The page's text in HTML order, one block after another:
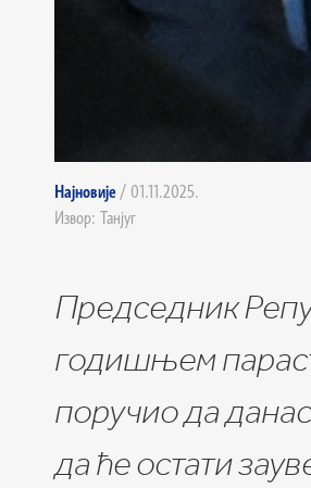
Најновије / 01.11.2025.
Извор: Танјуг
Председник
годишњем
поручио да
да ће остати